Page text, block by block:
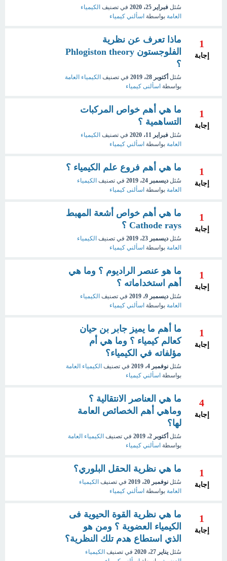
سُئل فبراير 25، 2020 في تصنيف الكيمياء
العامة بواسطة اسألني كيمياء
1
إجابة
ماذا تعرف عن نظرية
الفلوجستون Phlogiston theory
؟
سُئل أكتوبر 28، 2019 في تصنيف الكيمياء العامة
بواسطة اسألنى كيمياء
1
إجابة
ما هي أهم خواص المركبات
التساهمية ؟
سُئل فبراير 11، 2020 في تصنيف الكيمياء
العامة بواسطة اسألني كيمياء
1
إجابة
ما هي أهم فروع علم الكيمياء ؟
سُئل ديسمبر 24، 2019 في تصنيف الكيمياء
العامة بواسطة اسألنى كيمياء
1
إجابة
ما هي أهم خواص أشعة المهبط
Cathode rays ؟
سُئل ديسمبر 23، 2019 في تصنيف الكيمياء
العامة بواسطة اسألني كيمياء
1
إجابة
ما هو عنصر الراديوم ؟ وما هي
أهم استخداماته ؟
سُئل ديسمبر 9، 2019 في تصنيف الكيمياء
العامة بواسطة اسألني كيمياء
1
إجابة
ما أهم ما يميز جابر بن حيان
كعالم كيمياء ؟ وما هي أم
مؤلفاته في الكيمياء؟
سُئل نوفمبر 4، 2019 في تصنيف الكيمياء العامة
بواسطة اسألني كيمياء
4
إجابة
ما هي العناصر الانتقالية ؟
وماهي أهم الخصائص العامة
لها؟
سُئل أكتوبر 2، 2019 في تصنيف الكيمياء العامة
بواسطة اسألني كيمياء
1
إجابة
ما هي نظرية الحقل البلوري؟
سُئل نوفمبر 20، 2019 في تصنيف الكيمياء
العامة بواسطة اسألني كيمياء
1
إجابة
ما هي نظرية القوة الحيوية فى
الكيمياء العضوية ؟ ومن هو
الذي استطاع هدم تلك النظرية؟
سُئل يناير 27، 2020 في تصنيف الكيمياء